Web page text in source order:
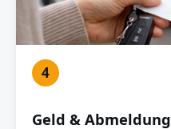
4
Geld & Abmeldung